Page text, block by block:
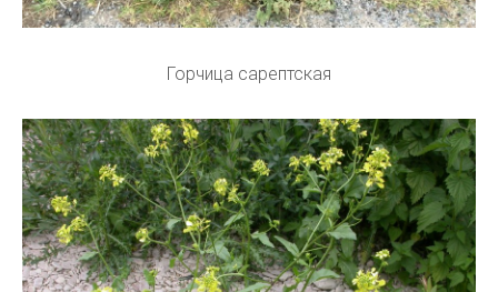
Горчица сарептская